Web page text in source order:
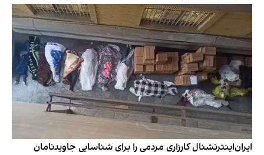
ایران‌اینترنشنال کارزاری مردمی را برای شناسایی جاوید‌نامان